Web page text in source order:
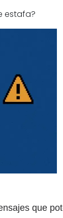
estafa?
que